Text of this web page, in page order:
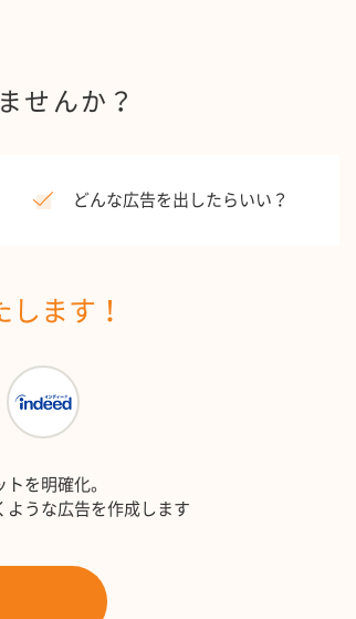
せんか？
どんな広告を出したらいい？
します！
を明確化。
ような広告を作成します